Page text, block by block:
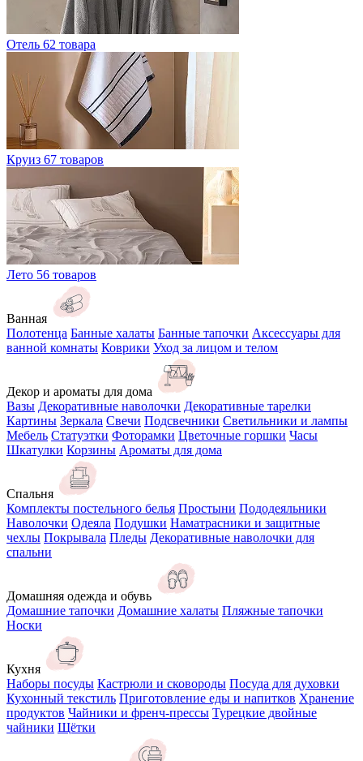
Отель 62 товара
Круиз 67 товаров
Лето 56 товаров
Ванная
Полотенца Банные халаты Банные тапочки Аксессуары для
ванной комнаты Коврики Уход за лицом и телом
Декор и ароматы для дома
Вазы Декоративные наволочки Декоративные тарелки
Картины Зеркала Свечи Подсвечники Светильники и лампы
Мебель Статуэтки Фоторамки Цветочные горшки Часы
Шкатулки Корзины Ароматы для дома
Спальня
Комплекты постельного белья Простыни Пододеяльники
Наволочки Одеяла Подушки Наматрасники и защитные
чехлы Покрывала Пледы Декоративные наволочки для
спальни
Домашняя одежда и обувь
Домашние тапочки Домашние халаты Пляжные тапочки
Носки
Кухня
Наборы посуды Кастрюли и сковороды Посуда для духовки
Кухонный текстиль Приготовление еды и напитков Хранение
продуктов Чайники и френч-прессы Турецкие двойные
чайники Щётки